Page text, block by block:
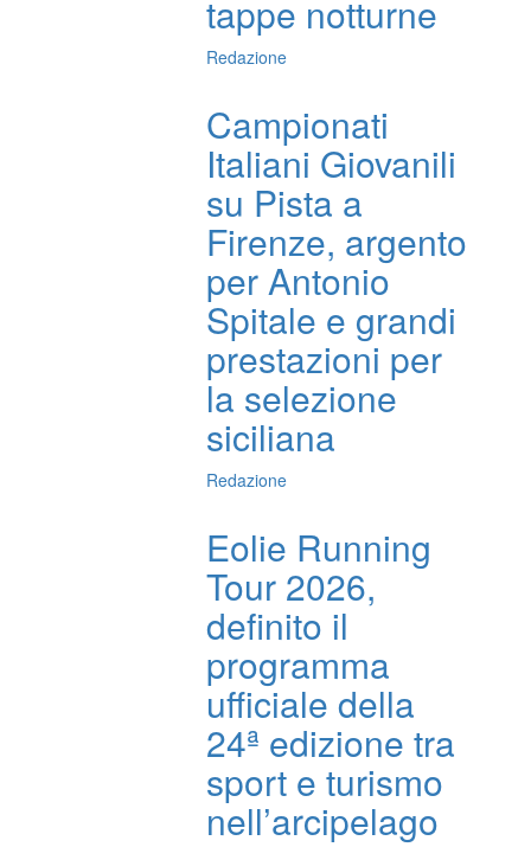
tappe notturne
Redazione
Campionati
Italiani Giovanili
su Pista a
Firenze, argento
per Antonio
Spitale e grandi
prestazioni per
la selezione
siciliana
Redazione
Eolie Running
Tour 2026,
definito il
programma
ufficiale della
24ª edizione tra
sport e turismo
nell’arcipelago